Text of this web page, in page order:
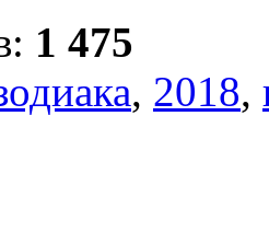
1 475
, 2018,